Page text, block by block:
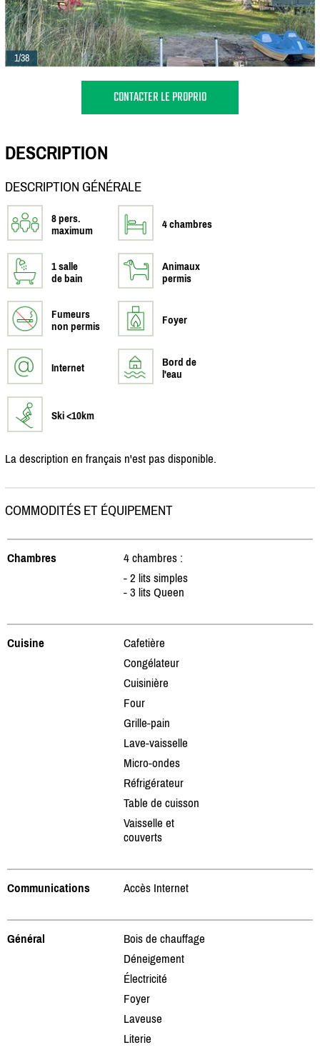
1/38
CONTACTER LE PROPRIO
DESCRIPTION
DESCRIPTION GÉNÉRALE
8 pers.
maximum
4 chambres
1 salle
de bain
Animaux
permis
Fumeurs
non permis
Foyer
Internet
Bord de
l'eau
Ski <10km
La description en français n'est pas disponible.
COMMODITÉS ET ÉQUIPEMENT
Chambres
4 chambres :
- 2 lits simples
- 3 lits Queen
Cuisine
Cafetière
Congélateur
Cuisinière
Four
Grille-pain
Lave-vaisselle
Micro-ondes
Réfrigérateur
Table de cuisson
Vaisselle et
couverts
Communications Accès Internet
Général
Bois de chauffage
Déneigement
Électricité
Foyer
Laveuse
Literie